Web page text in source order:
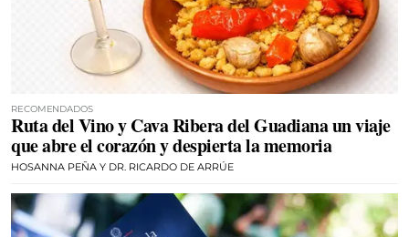
RECOMENDADOS
Ruta del Vino y Cava Ribera del Guadiana un viaje
que abre el corazón y despierta la memoria
HOSANNA PEÑA Y DR. RICARDO DE ARRÚE